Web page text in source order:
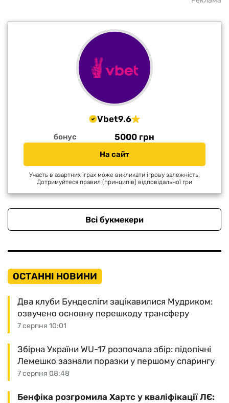
Vbet9.6
бонус 5000 грн
На сайт
Участь в азартних іграх може викликати ігрову залежність.
Дотримуйтеся правил (принципів) відповідальної гри
Всі букмекери
ОСТАННІ НОВИНИ
7 серпня 10:01
Два клуби Бундесліги зацікавилися Мудриком:
озвучено основну перешкоду трансферу
7 серпня 08:48
Збірна України WU-17 розпочала збір: підопічні
Лемешко зазнали поразки у першому спарингу
Бенфіка розгромила Хартс у кваліфікації ЛЄ: